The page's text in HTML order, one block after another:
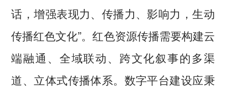
话，增强表现力、传播力、影响力，生动
传播红色文化”。红色资源传播需要构建云
端融通、全域联动、跨文化叙事的多渠
道、立体式传播体系。数字平台建设应秉